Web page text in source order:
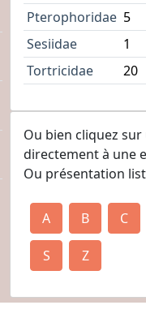
Pterophoridae 5
Sesiidae
1
Tortricidae
20
Ou bien cliquez
directement à une
Ou présentation
A B C
S Z